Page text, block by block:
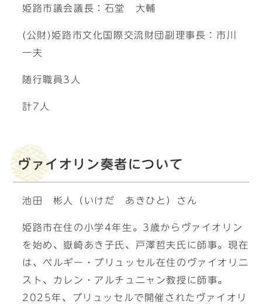
姫路市議会議長：石堂 大輔
(公財)姫路市文化国際交流財団副理事長：市川
一夫
随行職員3人
計7人
ヴァイオリン奏者について
池田 彬人（いけだ あきひと）さん
姫路市在住の小学4年生。3歳からヴァイオリン
を始め、嶽崎あき子氏、戸澤哲夫氏に師事。現在
は、ベルギー・ブリュッセル在住のヴァイオリニ
スト、カレン・アルチュニャン教授に師事。
2025年、ブリュッセルで開催されたヴァイオリ